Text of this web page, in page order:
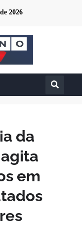
2026
da
em